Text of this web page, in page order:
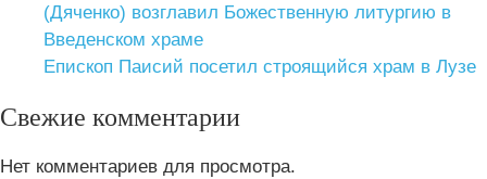
(Дяченко) возглавил Божественную литургию в
Введенском храме
Епископ Паисий посетил строящийся храм в Лузе
Свежие комментарии
Нет комментариев для просмотра.